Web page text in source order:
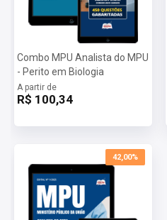
Combo MPU Analista do MPU
- Perito em Biologia
A partir de
R$ 100,34
42,00%